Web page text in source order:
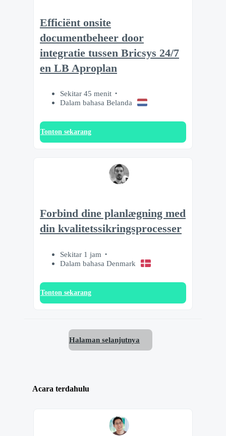
Efficiënt onsite
documentbeheer door
integratie tussen Bricsys 24/7
en LB Aproplan
Sekitar 45 menit
Dalam bahasa Belanda
Tonton sekarang
Forbind dine planlægning med
din kvalitetssikringsprocesser
Sekitar 1 jam
Dalam bahasa Denmark
Tonton sekarang
Halaman selanjutnya
Acara terdahulu